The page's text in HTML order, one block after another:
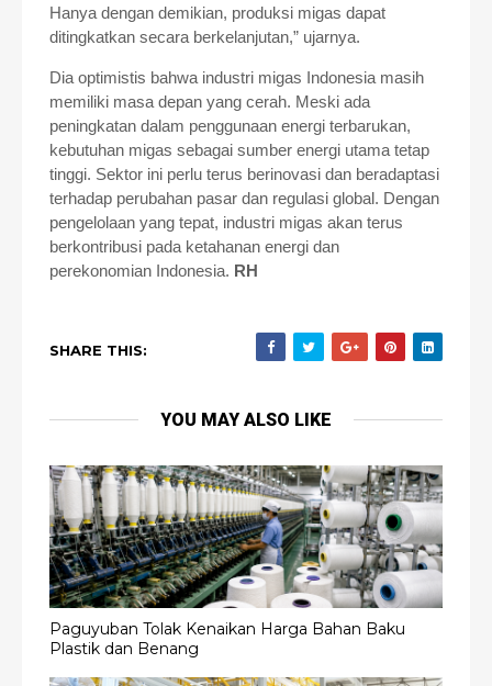
Hanya dengan demikian, produksi migas dapat
ditingkatkan secara berkelanjutan,” ujarnya.
Dia optimistis bahwa industri migas Indonesia masih
memiliki masa depan yang cerah. Meski ada
peningkatan dalam penggunaan energi terbarukan,
kebutuhan migas sebagai sumber energi utama tetap
tinggi. Sektor ini perlu terus berinovasi dan beradaptasi
terhadap perubahan pasar dan regulasi global. Dengan
pengelolaan yang tepat, industri migas akan terus
berkontribusi pada ketahanan energi dan
perekonomian Indonesia. RH
SHARE THIS:
YOU MAY ALSO LIKE
Paguyuban Tolak Kenaikan Harga Bahan Baku
Plastik dan Benang